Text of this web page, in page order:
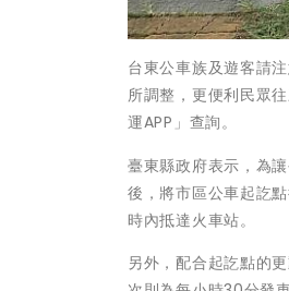
台東公車族及遊客請
所調整，更便利民眾
運APP」查詢。
臺東縣政府表示，為
後，將市區公車起訖
時內抵達火車站。
另外，配合起訖點的